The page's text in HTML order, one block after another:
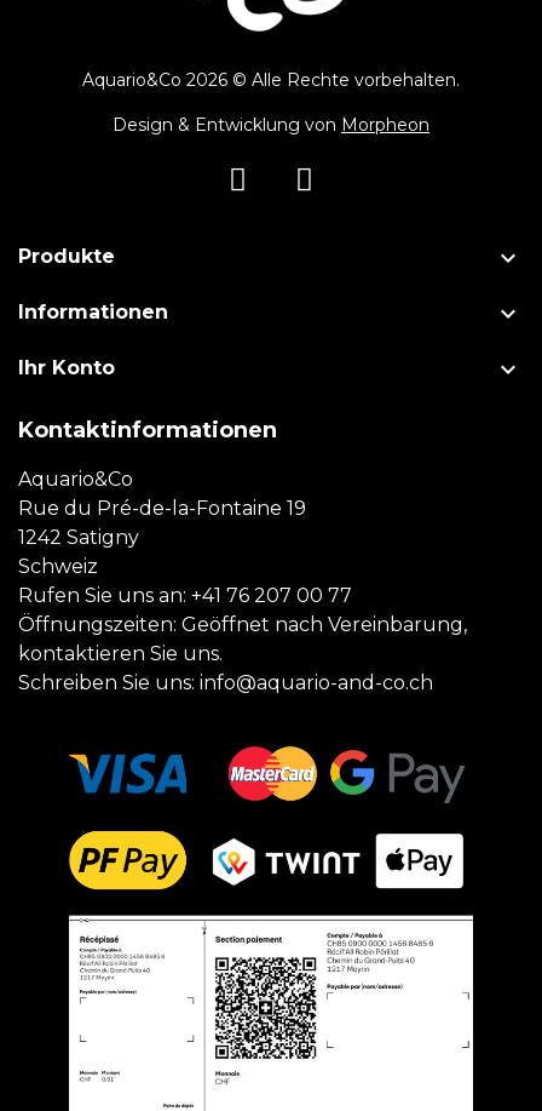
Aquario&Co 2026 © Alle Rechte vorbehalten.
Design & Entwicklung von Morpheon
Produkte 
Informationen 
Ihr Konto 
Kontaktinformationen
Aquario&Co
Rue du Pré-de-la-Fontaine 19
1242 Satigny
Schweiz
Rufen Sie uns an: +41 76 207 00 77
Öffnungszeiten: Geöffnet nach Vereinbarung,
kontaktieren Sie uns.
Schreiben Sie uns: info@aquario-and-co.ch